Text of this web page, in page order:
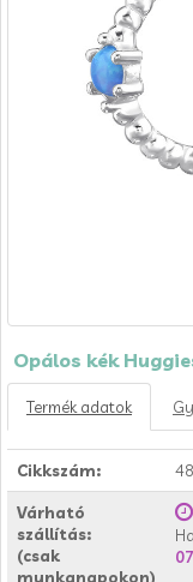
Opálos kék
Termék adatok
Cikkszám:
Várható
szállítás:
(csak
munkanapokon)